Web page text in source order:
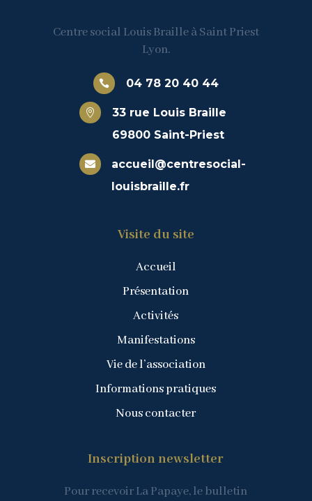
Centre social Louis Braille à Saint Priest
Lyon.
 04 78 20 40 44

33 rue Louis Braille
69800 Saint-Priest

accueil@centresocial-
louisbraille.fr
Visite du site
Accueil
Présentation
Activités
Manifestations
Vie de l’association
Informations pratiques
Nous contacter
Inscription newsletter
Pour recevoir La Papaye, le bulletin